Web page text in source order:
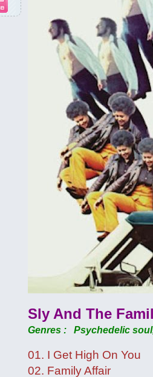
Sly And The
Genres : Psychedelic
01. I Get High On You
02. Family Affair